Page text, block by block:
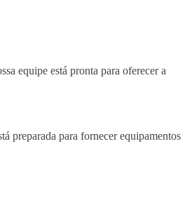
equipe está pronta para oferecer a
preparada para fornecer equipamentos